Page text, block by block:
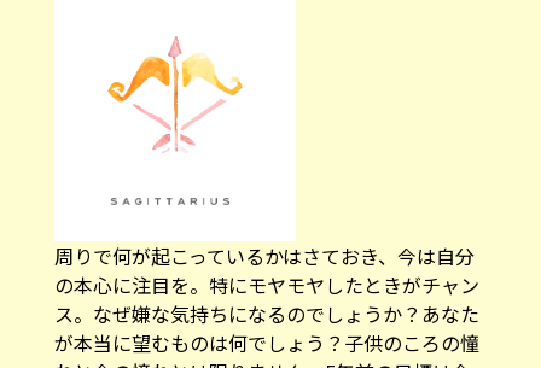
周りで何が起こっているかはさておき、今は自分
の本心に注目を。特にモヤモヤしたときがチャン
ス。なぜ嫌な気持ちになるのでしょうか？あなた
が本当に望むものは何でしょう？子供のころの憧